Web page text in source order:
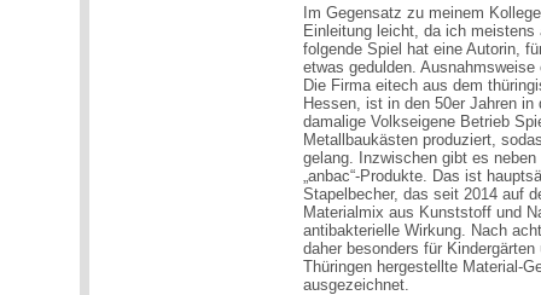
Im Gegensatz zu meinem
Einleitung leicht, da ich meistens
folgende Spiel hat eine Autorin,
etwas gedulden.
Die Firma eitech aus dem
Hessen, ist in den 50er Jahren in
damalige Volkseigene Betrieb
Metallbaukästen produziert,
gelang. Inzwischen gibt es
„anbac“-Produkte. Das ist
Stapelbecher, das seit 2014 auf
Materialmix aus Kunststoff und
antibakterielle Wirkung. Nach
daher besonders für
Thüringen hergestellte Material-
ausgezeichnet.